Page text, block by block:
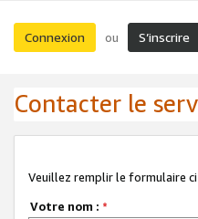
Connexion ou S’inscrire
Contacter le
Veuillez remplir le formulaire
Votre nom : *